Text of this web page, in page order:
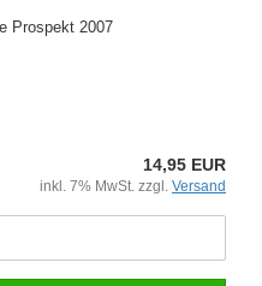
Prospekt 2007
14,95 EUR
inkl. 7% MwSt. zzgl. Versand